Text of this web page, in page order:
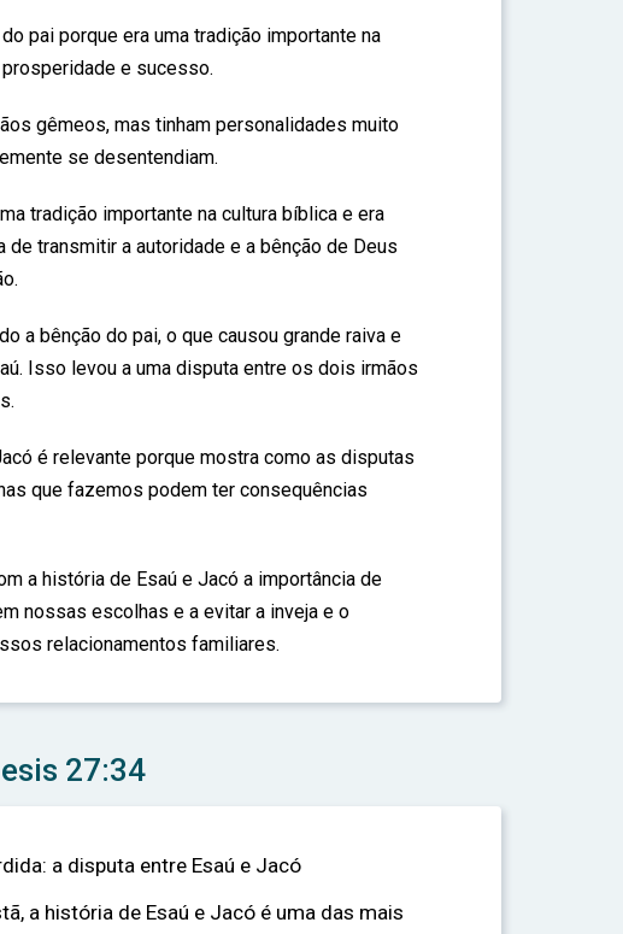
pai porque era uma tradição importante na
e sucesso.
gêmeos, mas tinham personalidades muito
se desentendiam.
tradição importante na cultura bíblica e era
de transmitir a autoridade e a bênção de Deus
a bênção do pai, o que causou grande raiva e
Isso levou a uma disputa entre os dois irmãos
é relevante porque mostra como as disputas
que fazemos podem ter consequências
a história de Esaú e Jacó a importância de
nossas escolhas e a evitar a inveja e o
relacionamentos familiares.
27:34
a disputa entre Esaú e Jacó
a história de Esaú e Jacó é uma das mais